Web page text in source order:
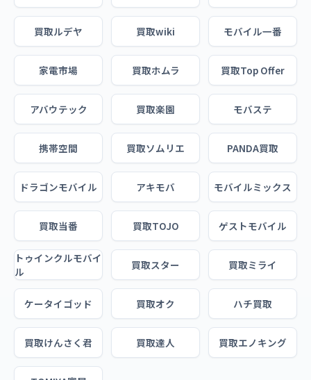
買取ルデヤ 買取wiki モバイル一番
家電市場 買取ホムラ 買取Top Offer
アバウテック 買取楽園 モバステ
携帯空間 買取ソムリエ PANDA買取
ドラゴンモバイル アキモバ モバイルミックス
買取当番 買取TOJO ゲストモバイル
トゥインクルモバイ
ル
買取スター 買取ミライ
ケータイゴッド 買取オク ハチ買取
買取けんさく君 買取達人 買取エノキング